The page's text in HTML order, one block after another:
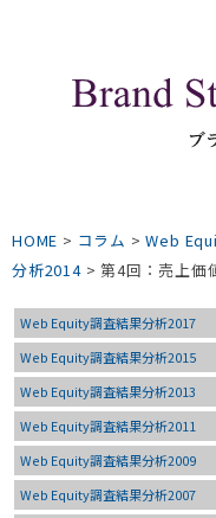
HOME > コラム >Web
分析2014>第4回：売上価
Web Equity調査結果分析2017
Web Equity調査結果分析2015
Web Equity調査結果分析2013
Web Equity調査結果分析2011
Web Equity調査結果分析2009
Web Equity調査結果分析2007